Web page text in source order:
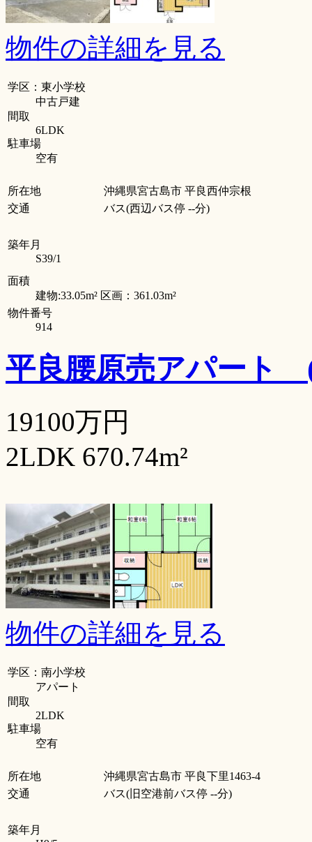
物件の詳細を見る
学区：東小学校
中古戸建
間取
6LDK
駐車場
空有
所在地
沖縄県宮古島市 平良西仲宗根
交通
バス(西辺バス停 --分)
築年月
S39/1
面積
建物:33.05m² 区画：361.03m²
物件番号
914
平良腰原売アパート
19100万円
2LDK 670.74m²
物件の詳細を見る
学区：南小学校
アパート
間取
2LDK
駐車場
空有
所在地
沖縄県宮古島市 平良下里1463-4
交通
バス(旧空港前バス停 --分)
築年月